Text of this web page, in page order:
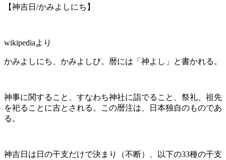
【神吉日/かみよしにち】
wikipediaより
かみよしにち、かみよしび。暦には「神よし」と書かれる。
神事に関すること、すなわち神社に詣でること、祭礼、祖先
を祀ることに吉とされる。この暦注は、日本独自のものであ
る。
神吉日は日の干支だけで決まり（不断）、以下の33種の干支